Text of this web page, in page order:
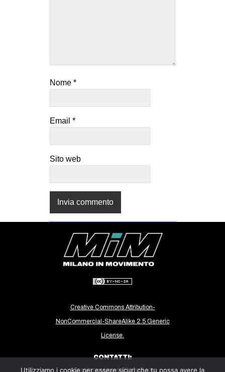
Nome *
Email *
Sito web
Creative Commons Attribution-
NonCommercial-ShareAlike 2.5 Generic
License.
CONTATTI:
milanoinmovimento@gmail.com
Utilizziamo i cookie per essere sicuri che tu possa avere la